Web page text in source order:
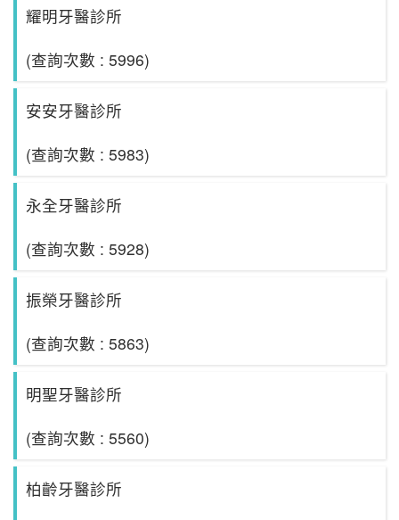
耀明牙醫診所
(查詢次數 : 5996)
安安牙醫診所
(查詢次數 : 5983)
永全牙醫診所
(查詢次數 : 5928)
振榮牙醫診所
(查詢次數 : 5863)
明聖牙醫診所
(查詢次數 : 5560)
柏齡牙醫診所